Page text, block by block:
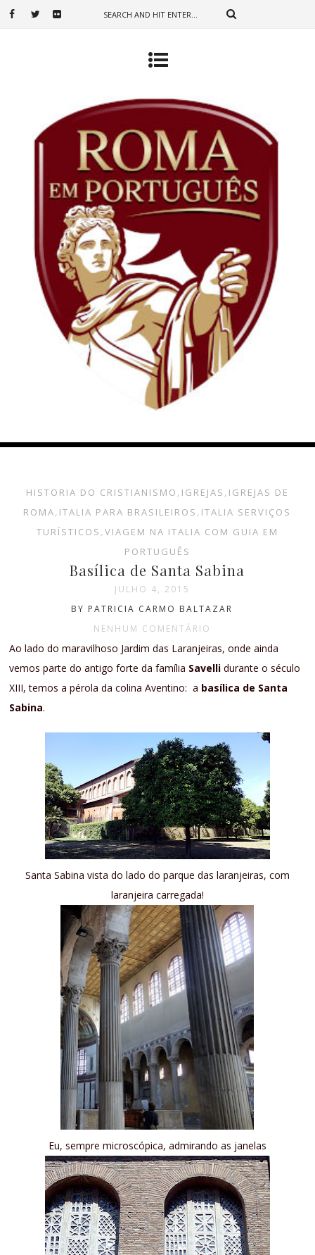
HISTORIA DO CRISTIANISMO , IGREJAS , IGREJAS DE
ROMA, ITALIA PARA BRASILEIROS , ITALIA SERVIÇOS
TURÍSTICOS , VIAGEM NA ITALIA COM GUIA EM
PORTUGUÊS
Basílica de Santa Sabina
JULHO 4, 2015
BY PATRICIA CARMO BALTAZAR
NENHUM COMENTÁRIO
Ao lado do maravilhoso Jardim das Laranjeiras, onde ainda
vemos parte do antigo forte da família Savelli durante o século
XIII, temos a pérola da colina Aventino: a basílica de Santa
Sabina.
Santa Sabina vista do lado do parque das laranjeiras, com
laranjeira carregada!
Eu, sempre microscópica, admirando as janelas